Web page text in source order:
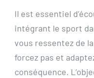
Il est essentiel
intégrant le sport
vous ressentez de
forcez pas et
conséquence.